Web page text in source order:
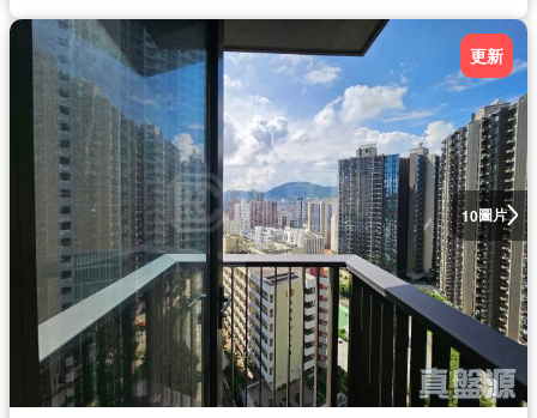
10圖片
更新